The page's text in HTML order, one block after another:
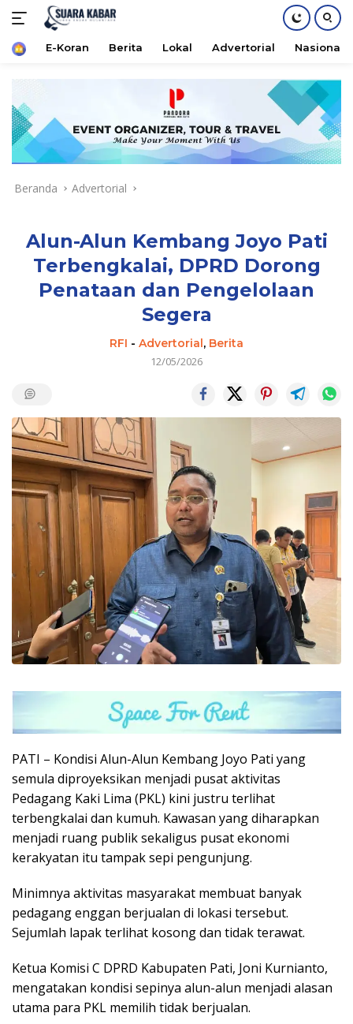
konten
HomeE-Koran Berita Lokal Advertorial Nasional
Beranda Advertorial
Alun-Alun Kembang Joyo Pati
Terbengkalai, DPRD Dorong
Penataan dan Pengelolaan
Segera
RFI - Advertorial, Berita
12/05/2026
PATI – Kondisi Alun-Alun Kembang Joyo Pati yang
semula diproyeksikan menjadi pusat aktivitas
Pedagang Kaki Lima (PKL) kini justru terlihat
terbengkalai dan kumuh. Kawasan yang diharapkan
menjadi ruang publik sekaligus pusat ekonomi
kerakyatan itu tampak sepi pengunjung.
Minimnya aktivitas masyarakat membuat banyak
pedagang enggan berjualan di lokasi tersebut.
Sejumlah lapak terlihat kosong dan tidak terawat.
Ketua Komisi C DPRD Kabupaten Pati, Joni Kurnianto,
mengatakan kondisi sepinya alun-alun menjadi alasan
utama para PKL memilih tidak berjualan.